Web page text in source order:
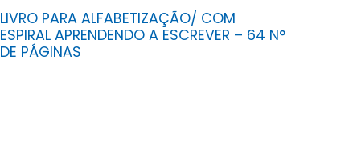
LIVRO PARA ALFABETIZAÇÃO/ COM
ESPIRAL APRENDENDO A ESCREVER – 64 N°
DE PÁGINAS